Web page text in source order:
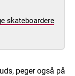
skateboardere
peger også på